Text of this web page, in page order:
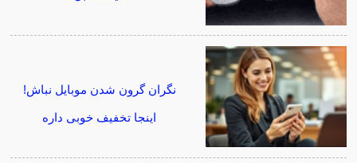
نگران گرون شدن موبایل نباش!
اینجا تخفیف خوبی داره